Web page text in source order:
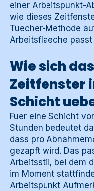
einer Arbeitspunkt-
wie dieses
Tuecher-Methode
Arbeitsflaeche passt
Wie sich das
Zeitfenster
Schicht
Fuer eine Schicht
Stunden bedeutet
dass pro
gezapft wird. Das
Arbeitsstil, bei dem
im Moment
Arbeitspunkt